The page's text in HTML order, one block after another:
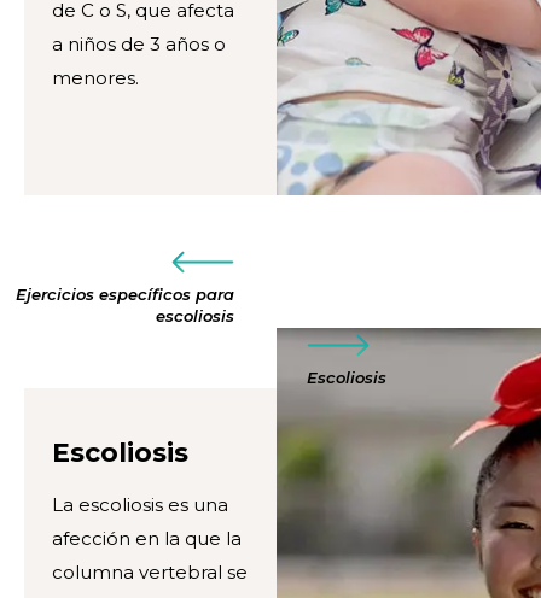
de C o S, que afecta
a niños de 3 años o
menores.
Ejercicios específicos para
escoliosis
Escoliosis
Escoliosis
La escoliosis es una
afección en la que la
columna vertebral se